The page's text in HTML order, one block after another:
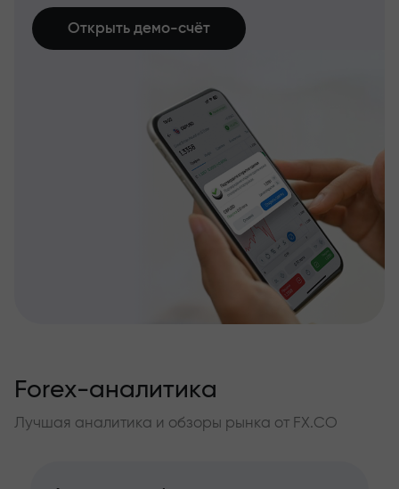
Открыть демо-счёт
Forex-аналитика
Лучшая аналитика и обзоры рынка от FX.CO